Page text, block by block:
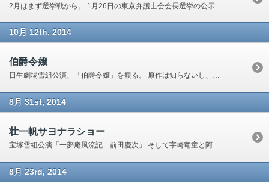
10月 12th, 2014
伯爵令嬢
日生劇場雪組公演、「伯爵令嬢」を観る。 原作は知らないし、実はおそるおそる観に行った。 なんとこれが、とてもとてもおもしろい。 それに、お披露目の早霧せいなの相手役として抜擢された、咲妃みゆがすばらしい。 演技もいいし、 […]
8月 31st, 2014
壮一帆サヨナラショー
宝塚雪組公演「一夢庵風流記 前田慶次」 そして宇崎竜童と阿木燿子が花を添えた「グランドレビュー」が 8月31日に千秋楽を迎えた。 そして、この公演限りで退団する、壮一帆のサヨナラショーは圧巻だった。 壮の歌声からは、ぐっ […]
8月 23rd, 2014